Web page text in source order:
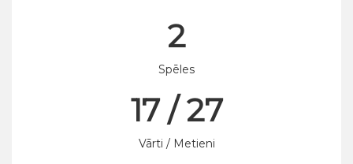
2
Spēles
17 / 27
Vārti / Metieni